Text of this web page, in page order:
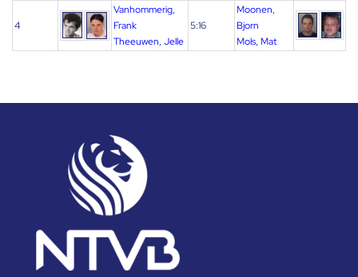
4
Vanhommerig,
Frank
Theeuwen, Jelle
5:16
Moonen,
Bjorn
Mols, Mat